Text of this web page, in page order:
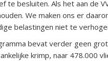
te besluiten. Als het aan de
We maken ons er
belastingen niet te
bevat verder geen
krimp, naar 478.000